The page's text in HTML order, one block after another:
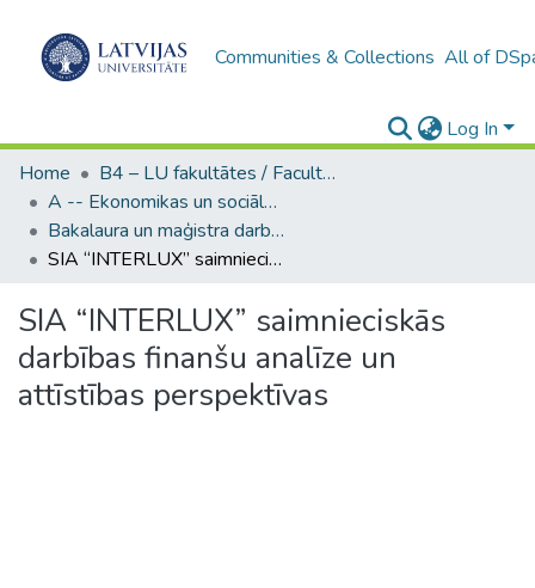
Communities & Collections All of
Log In
Home
B4 – LU fakultātes / Faculties of the UL
A -- Ekonomikas un sociālo zinātņu fakultāte / Faculty of Economics and Social Sciences
Bakalaura un maģistra darbi (ESZF) / Bachelor's and Master's theses
SIA “INTERLUX” saimnieciskās darbības finanšu analīze un attīstības perspektīvas
SIA “INTERLUX” saimnieciskās
darbības finanšu analīze un
attīstības perspektīvas